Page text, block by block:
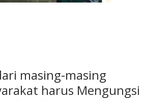
masing-masing
harus Mengungsi